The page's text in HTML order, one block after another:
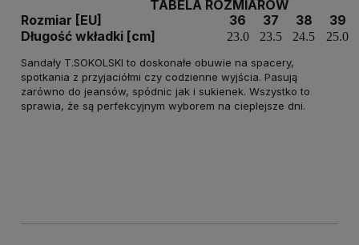
TABELA ROZMIARÓW
Rozmiar [EU]
36 37 38
39
Długość wkładki [cm]
23.0 23.5 24.5 25.0
Sandały T.SOKOLSKI to doskonałe obuwie na spacery,
spotkania z przyjaciółmi czy codzienne wyjścia. Pasują
zarówno do jeansów, spódnic jak i sukienek. Wszystko to
sprawia, że są perfekcyjnym wyborem na cieplejsze dni.